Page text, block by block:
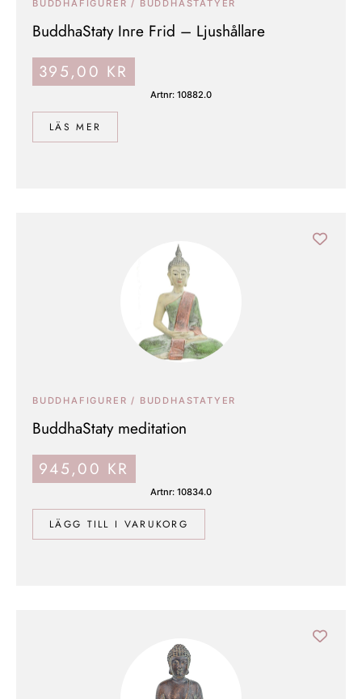
LÄS MER
BUDDHAFIGURER / BUDDHASTATYER
BuddhaStaty Inre Frid – Ljushållare
395,00 KR
Artnr: 10882.0
LÄGG TILL I VARUKORG
BUDDHAFIGURER / BUDDHASTATYER
BuddhaStaty meditation
945,00 KR
Artnr: 10834.0